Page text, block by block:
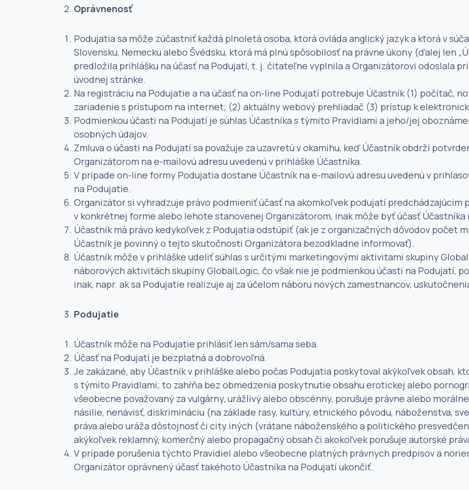
Oprávnenosť
Podujatia sa môže zúčastniť každá plnoletá osoba, ktorá ovláda anglický jazyk a ktorá v
Slovensku, Nemecku alebo Švédsku, ktorá má plnú spôsobilosť na právne úkony (ďalej len
predložila prihlášku na účasť na Podujatí, t. j. čitateľne vyplnila a Organizátorovi odoslala
úvodnej stránke.
Na registráciu na Podujatie a na účasť na on-line Podujatí potrebuje Účastník (1) počítač,
zariadenie s prístupom na internet; (2) aktuálny webový prehliadač (3) prístup k
Podmienkou účasti na Podujatí je súhlas Účastníka s týmito Pravidlami a jeho/jej
osobných údajov.
Zmluva o účasti na Podujatí sa považuje za uzavretú v okamihu, keď Účastník obdrží
Organizátorom na e-mailovú adresu uvedenú v prihláške Účastníka.
V prípade on-line formy Podujatia dostane Účastník na e-mailovú adresu uvedenú v
na Podujatie.
Organizátor si vyhradzuje právo podmieniť účasť na akomkoľvek podujatí predchádzajúcim
v konkrétnej forme alebo lehote stanovenej Organizátorom, inak môže byť účasť
Účastník má právo kedykoľvek z Podujatia odstúpiť (ak je z organizačných dôvodov počet
Účastník je povinný o tejto skutočnosti Organizátora bezodkladne informovať).
Účastník môže v prihláške udeliť súhlas s určitými marketingovými aktivitami skupiny
náborových aktivitách skupiny GlobalLogic, čo však nie je podmienkou účasti na Podujatí,
inak, napr. ak sa Podujatie realizuje aj za účelom náboru nových zamestnancov,
Podujatie
Účastník môže na Podujatie prihlásiť len sám/sama seba.
Účasť na Podujatí je bezplatná a dobrovoľná.
Je zakázané, aby Účastník v prihláške alebo počas Podujatia poskytoval akýkoľvek obsah,
s týmito Pravidlami; to zahŕňa bez obmedzenia poskytnutie obsahu erotickej alebo
všeobecne považovaný za vulgárny, urážlivý alebo obscénny, porušuje právne alebo
násilie, nenávisť, diskrimináciu (na základe rasy, kultúry, etnického pôvodu, náboženstva,
práva alebo uráža dôstojnosť či city iných (vrátane náboženského a politického
akýkoľvek reklamný, komerčný alebo propagačný obsah či akokoľvek porušuje autorské
V prípade porušenia týchto Pravidiel alebo všeobecne platných právnych predpisov a
Organizátor oprávnený účasť takéhoto Účastníka na Podujatí ukončiť.